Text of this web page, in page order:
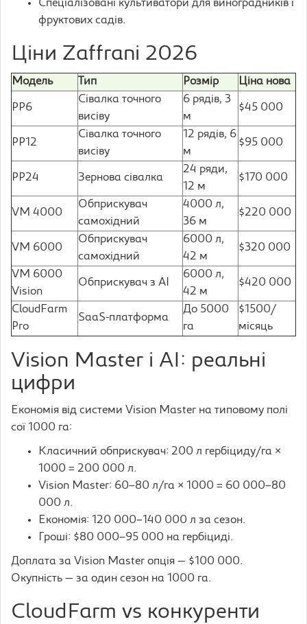
Спеціалізовані культиватори для виноградників і
фруктових садів.
Ціни Zaffrani 2026
Модель Тип Розмір Ціна нова
PP6
Сівалка точного
висіву
6 рядів, 3
м
$45 000
PP12
Сівалка точного
висіву
12 рядів, 6
м
$95 000
PP24 Зернова сівалка
24 ряди,
12 м
$170 000
VM 4000
Обприскувач
самохідний
4000 л,
36 м
$220 000
VM 6000
Обприскувач
самохідний
6000 л,
42 м
$320 000
VM 6000
Vision
Обприскувач з AI
6000 л,
42 м
$420 000
CloudFarm
Pro
SaaS-платформа
До 5000
га
$1500/
місяць
Vision Master і AI: реальні
цифри
Економія від системи Vision Master на типовому полі
сої 1000 га:
Класичний обприскувач: 200 л гербіциду/га ×
1000 = 200 000 л.
Vision Master: 60–80 л/га × 1000 = 60 000–80
000 л.
Економія: 120 000–140 000 л за сезон.
Гроші: $80 000–95 000 на гербіциді.
Доплата за Vision Master опція — $100 000.
Окупність — за один сезон на 1000 га.
CloudFarm vs конкуренти